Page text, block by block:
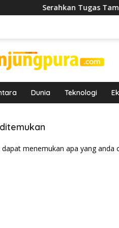
Serahkan Tugas Tambahan
Dunia Teknologi
menemukan apa yang anda